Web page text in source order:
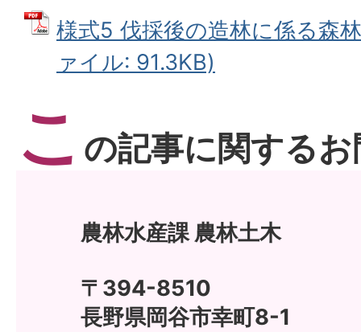
様式5 伐採後の造林に係る森
ァイル: 91.3KB)
こ の記事に関する
農林水産課 農林土木
〒394-8510
長野県岡谷市幸町8-1